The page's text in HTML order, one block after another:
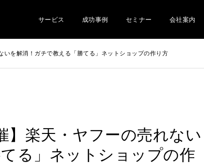
サービス 成功事例 セミナー 会社案内
いを解消！ガチで教える「勝てる」ネットショップの作り方
】楽天・ヤフーの売れない
る」ネットショップの作